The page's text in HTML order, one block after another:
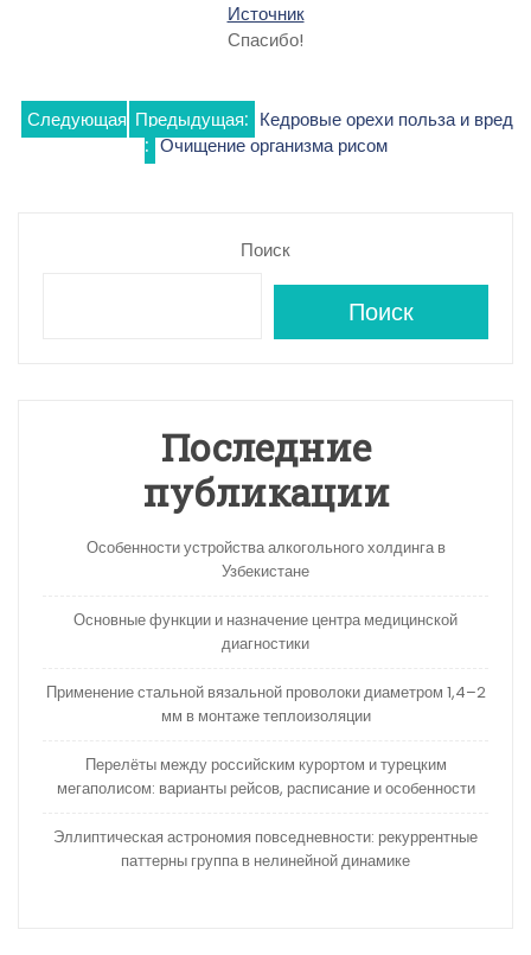
Источник
Спасибо!
Навигация
Предыдущая: Кедровые орехи польза и вред
Следующая
: Очищение организма рисом
Поиск
Поиск
Последние
публикации
Особенности устройства алкогольного холдинга в
Узбекистане
Основные функции и назначение центра медицинской
диагностики
Применение стальной вязальной проволоки диаметром 1,4–2
мм в монтаже теплоизоляции
Перелёты между российским курортом и турецким
мегаполисом: варианты рейсов, расписание и особенности
Эллиптическая астрономия повседневности: рекуррентные
паттерны группа в нелинейной динамике